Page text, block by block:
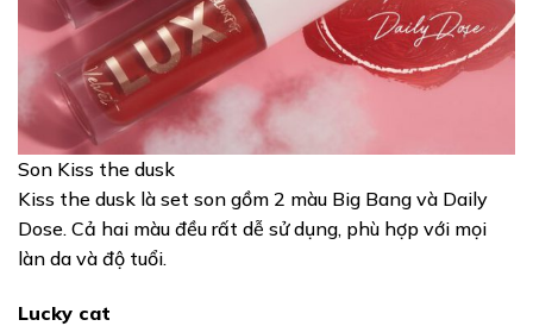
Son Kiss the dusk
Kiss the dusk là set son gồm 2 màu Big Bang và Daily
Dose. Cả hai màu đều rất dễ sử dụng, phù hợp với mọi
làn da và độ tuổi.
Lucky cat